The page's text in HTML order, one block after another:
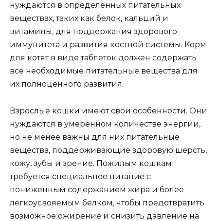
нуждаются в определенных питательных
веществах, таких как белок, кальций и
витамины, для поддержания здорового
иммунитета и развития костной системы. Корм
для котят в виде таблеток должен содержать
все необходимые питательные вещества для
их полноценного развития.
Взрослые кошки имеют свои особенности. Они
нуждаются в умеренном количестве энергии,
но не менее важны для них питательные
вещества, поддерживающие здоровую шерсть,
кожу, зубы и зрение. Пожилым кошкам
требуется специальное питание с
пониженным содержанием жира и более
легкоусвояемым белком, чтобы предотвратить
возможное ожирение и снизить давление на